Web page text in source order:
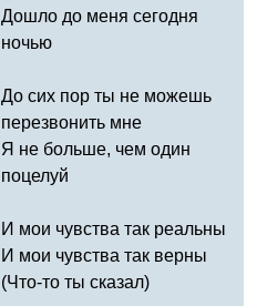
Дошло до меня сегодня
ночью
До сих пор ты не можешь
перезвонить мне
Я не больше, чем один
поцелуй
И мои чувства так реальны
И мои чувства так верны
(Что-то ты сказал)